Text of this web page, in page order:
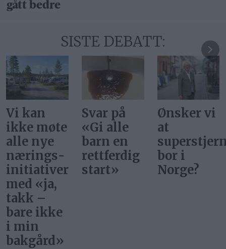
gått bedre
SISTE DEBATT:
Vi kan
ikke møte
alle nye
nærings­
initiativer
med «ja,
takk –
bare ikke
i min
bakgård»
Svar på
«Gi alle
barn en
rettferdig
start»
Ønsker vi
at
bor i
Norge?